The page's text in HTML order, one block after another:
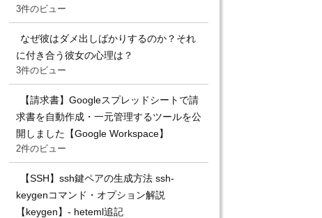
3件のビュー
なぜ彼はダメ出しばかりするのか？それ
に付き合う彼女の心理は？
3件のビュー
【請求書】Googleスプレッドシートで請
求書を自動作成・一元管理するツールを公
開しました【Google Workspace】
2件のビュー
【SSH】ssh鍵ペアの生成方法 ssh-
keygenコマンド・オプション解説
【keygen】- heteml追記